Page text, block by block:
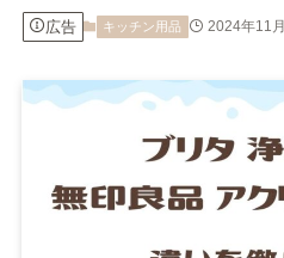
広告 キッチン用品 2024年11